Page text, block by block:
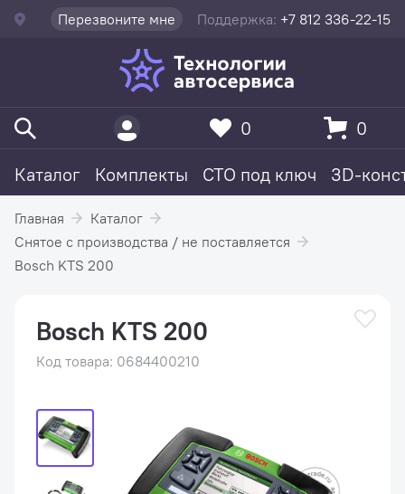
Перезвоните мне Поддержка: +7 812 336-22-15
Каталог Комплекты СТО под ключ 3D-
0 0
Главная
Каталог
Снятое с производства / не поставляется
Bosch KTS 200
Bosch KTS 200
Код товара: 0684400210